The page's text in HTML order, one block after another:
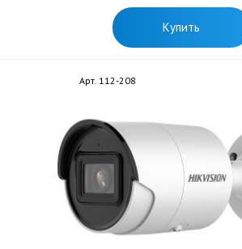
Купить
Арт. 112-208